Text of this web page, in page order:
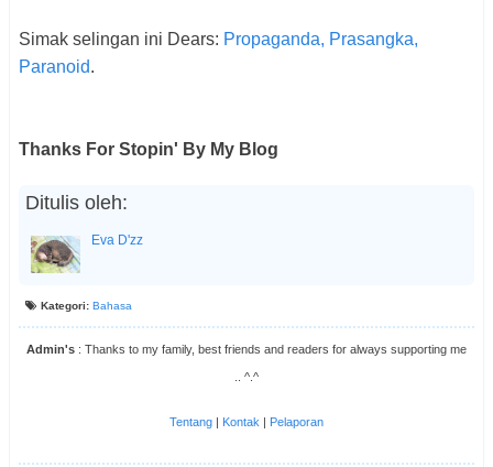
Simak selingan ini Dears: Propaganda, Prasangka,
Paranoid.
Thanks For Stopin' By My Blog
Ditulis oleh:
Eva D'zz
Kategori: Bahasa
Admin's : Thanks to my family, best friends and readers for always supporting me
.. ^.^
Tentang | Kontak | Pelaporan